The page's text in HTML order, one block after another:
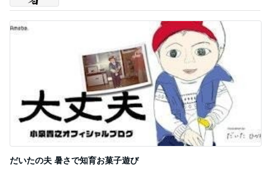
だいたの夫 暑さで知育お菓子遊び